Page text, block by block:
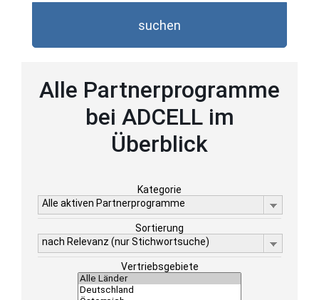
suchen
Alle Partnerprogramme
bei ADCELL im
Überblick
Kategorie
Alle aktiven Partnerprogramme
Sortierung
nach Relevanz (nur Stichwortsuche)
Vertriebsgebiete